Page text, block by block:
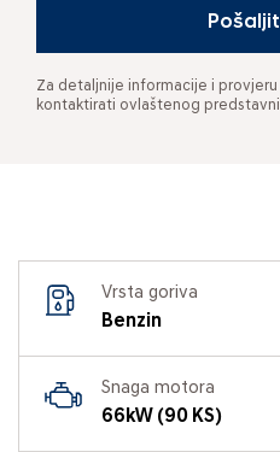
Za detaljnije informacije i
kontaktirati ovlaštenog
Vrsta goriva
Benzin
Snaga motora
66kW (90 KS)